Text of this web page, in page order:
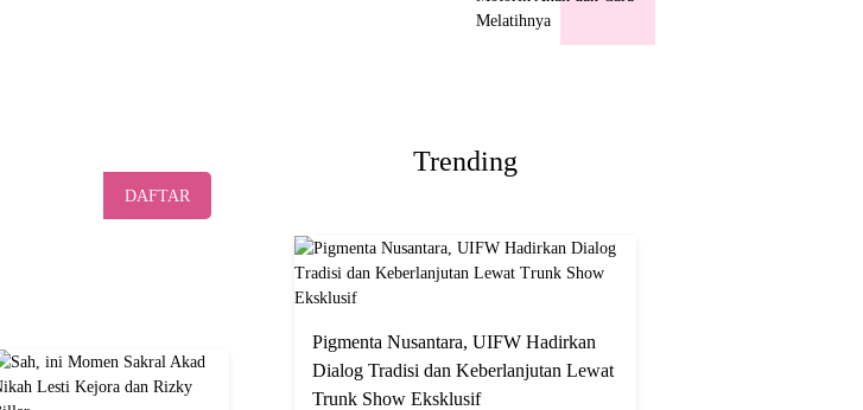
DAFTAR
Trending
Pigmenta Nusantara, UIFW Hadirkan
Dialog Tradisi dan Keberlanjutan Lewat
Trunk Show Eksklusif